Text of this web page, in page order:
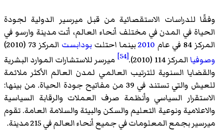
وفقًا للدراسات الاستقصائية من قبل ميرسير الدولية لجودة
الحياة في المدن في مختلف أنحاء العالم، أتت مدينة وارسو في
المركز 84 في عام
2010بينما احتلتبودابست المركز 73 (2010)
وصوفياالمركز 114 (2010). [54]
ميرسر للاستشارات الموارد البشرية
والقضايا السنوية للترتيب العالمي لمدن العالم الأكثر ملائمة
للعيش والتي تستند في 39 من مفاتيح جودة الحياة. من بينها:
الاستقرار السياسي وأنظمة صرف العملات والرقابة السياسية
والاعلامية ونوعية التعليم والسكن والبيئة والسلامة العامة. تقوم
ميرسير بجمع المعلومات في جميع أنحاء العالم في 215 مدينة.